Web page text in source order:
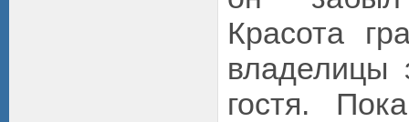
Красота
владелицы
гостя.